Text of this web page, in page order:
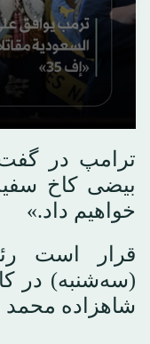
ترامپ در
بیضی کاخ
خواهیم داد.»
قرار است
(سه‌شنبه) در
شاهزاده محمد